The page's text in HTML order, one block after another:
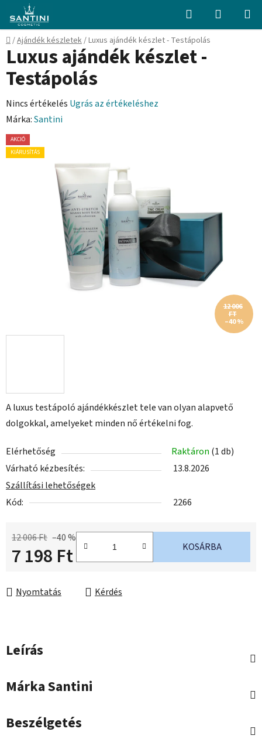
fő
tartalomhoz
Keresés KOSÁR
Kezdőlap
/Ajándék készletek/Luxus ajándék készlet - Testápolás
A luxus testápoló ajándékkészlet tele van olyan alapvető
dolgokkal, amelyeket minden nő értékelni fog.
Elérhetőség Raktáron (1 db)
Várható kézbesítés:
13.8.2026
Szállítási lehetőségek
Kód:
2266
12 006 Ft –40 %
7 198 Ft KOSÁRBA
Nyomtatás Kérdés
Luxus ajándék készlet -
Testápolás
A
termék
átlagos
értékelése
Nincs értékelés Ugrás az értékeléshez
Márka:Santini
AKCIÓ
KIÁRUSÍTÁS
12 006
FT
–40 %
Leírás
MárkaSantini
Beszélgetés